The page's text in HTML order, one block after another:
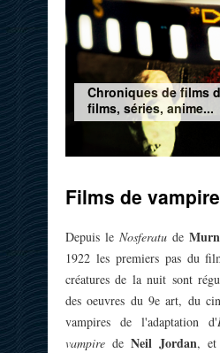
Chroniques de films
films, séries, anime...
Films de
Depuis le Nosferatu de
1922 les premiers pas du
créatures de la nuit sont
des oeuvres du 9e art, du
vampires de l'adaptation d'
vampire de Neil Jordan, et